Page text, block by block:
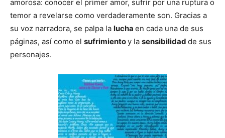
amorosa: conocer el primer amor, sufrir por una ruptura o
temor a revelarse como verdaderamente son. Gracias a
su voz narradora, se palpa la lucha en cada una de sus
páginas, así como el sufrimientoy la sensibilidad de sus
personajes.